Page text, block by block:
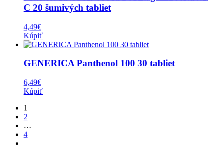
C 20 šumivých tabliet
4,49€
Kúpiť
GENERICA Panthenol 100 30 tabliet
6,49€
Kúpiť
1
2
…
4